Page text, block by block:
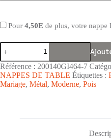
Pour 4,50E de plus, votre nappe
quantité
de
Nappe
de
table
toile
Référence : 200140GI464-7
NAPPES DE TABLE Étiquettes :
Mariage, Métal, Moderne, Pois